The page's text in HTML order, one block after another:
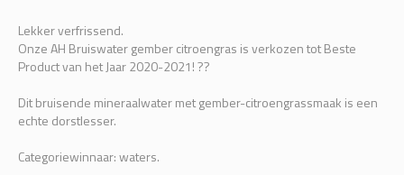
Lekker verfrissend.
Onze AH Bruiswater gember citroengras is verkozen tot Beste
Product van het Jaar 2020-2021! ??
Dit bruisende mineraalwater met gember-citroengrassmaak is een
echte dorstlesser.
Categoriewinnaar: waters.